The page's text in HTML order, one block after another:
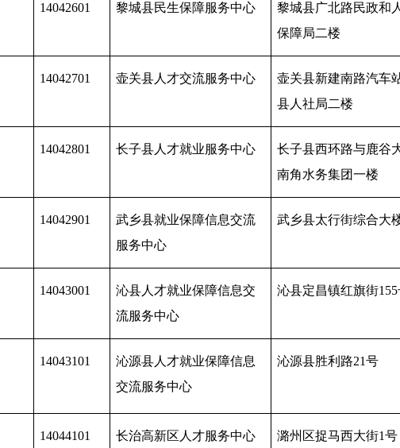
14042601 黎城县民生保障服务中心
黎城县广北路民政和
保障局二楼
14042701 壶关县人才交流服务中心 壶关县新建南路汽车
县人社局二楼
14042801 长子县人才就业服务中心
长子县西环路与鹿谷
南角水务集团一楼
14042901
武乡县就业保障信息交流
服务中心
武乡县太行街综合大
14043001
沁县人才就业保障信息交
流服务中心
沁县定昌镇红旗街
14043101
沁源县人才就业保障信息
交流服务中心
沁源县胜利路21号
14044101
长治高新区人才服务中心
潞州区捉马西大街1号